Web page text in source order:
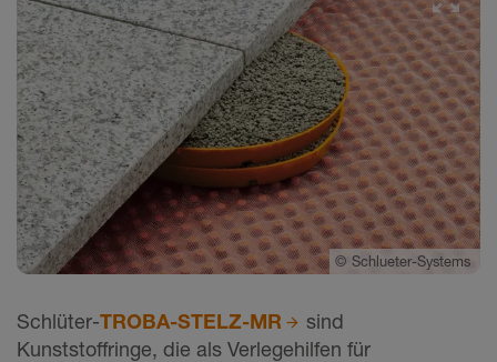
© Schlueter-Systems
Schlüter-TROBA-STELZ-MR
sind
Kunststoffringe, die als Verlegehilfen für